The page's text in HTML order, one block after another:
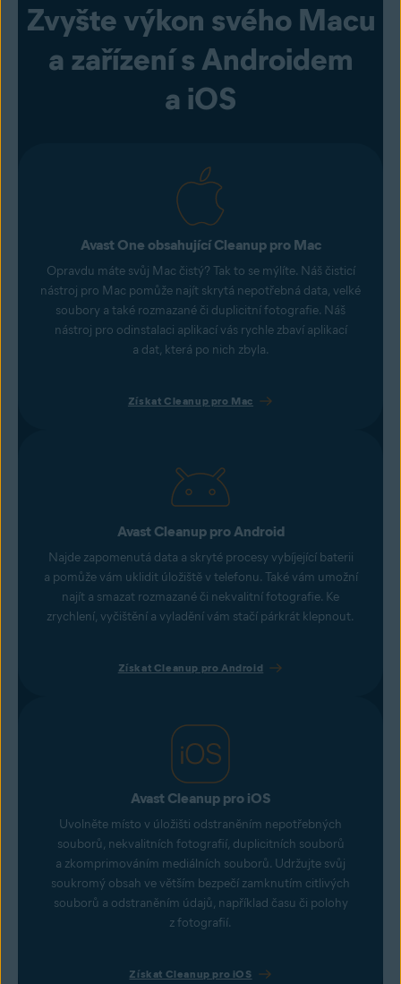
Zvyšte výkon svého Macu
a zařízení s Androidem
a iOS
Avast One obsahující Cleanup pro Mac
Opravdu máte svůj Mac čistý? Tak to se mýlíte. Náš čisticí
nástroj pro Mac pomůže najít skrytá nepotřebná data, velké
soubory a také rozmazané či duplicitní fotografie. Náš
nástroj pro odinstalaci aplikací vás rychle zbaví aplikací
a dat, která po nich zbyla.
Získat Cleanup pro Mac
Avast Cleanup pro Android
Najde zapomenutá data a skryté procesy vybíjející baterii
a pomůže vám uklidit úložiště v telefonu. Také vám umožní
najít a smazat rozmazané či nekvalitní fotografie. Ke
zrychlení, vyčištění a vyladění vám stačí párkrát klepnout.
Získat Cleanup pro Android
Avast Cleanup pro iOS
Uvolněte místo v úložišti odstraněním nepotřebných
souborů, nekvalitních fotografií, duplicitních souborů
a zkomprimováním mediálních souborů. Udržujte svůj
soukromý obsah ve větším bezpečí zamknutím citlivých
souborů a odstraněním údajů, například času či polohy
z fotografií.
Získat Cleanup pro iOS